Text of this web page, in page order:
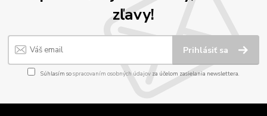
zľavy!
Prihlásiť sa
Súhlasím sospracovaním osobných údajov za účelom zasielania newslettera.